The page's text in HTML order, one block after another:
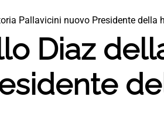
Pallavicini nuovo Presidente della
Diaz